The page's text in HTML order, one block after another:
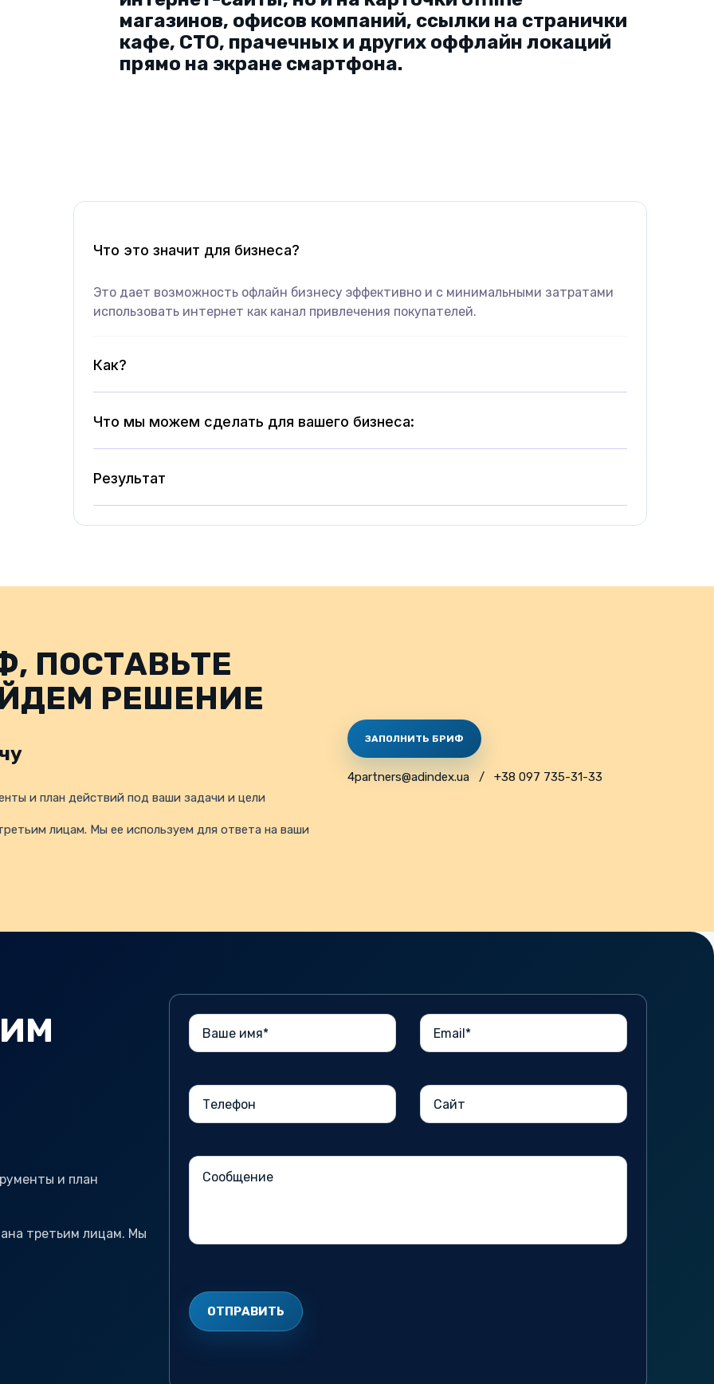
магазинов, офисов компаний, ссылки на странички
кафе, СТО, прачечных и других оффлайн локаций
прямо на экране смартфона.
Что это значит для бизнеса?
Это дает возможность oфлайн бизнесу эффективно и с минимальными затратами
использовать интернет как канал привлечения покупателей.
Как?
Что мы можем сделать для вашего бизнеса:
Результат
ПОСТАВЬТЕ
РЕШЕНИЕ
и план действий под ваши задачи и цели
лицам. Мы ее используем для ответа на ваши
ЗАПОЛНИТЬ БРИФ
4partners@adindex.ua/ +38 097 735-31-33
и план
третьим лицам. Мы